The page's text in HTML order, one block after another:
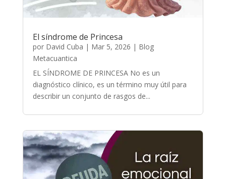
El síndrome de Princesa
por David Cuba | Mar 5, 2026 | Blog
Metacuantica
EL SÍNDROME DE PRINCESA No es un
diagnóstico clínico, es un término muy útil para
describir un conjunto de rasgos de...